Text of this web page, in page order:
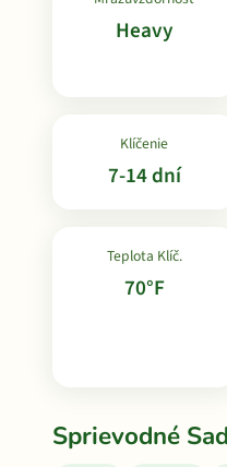
Heavy
Klíčenie
7-14 dní
Teplota Klíč.
70°F
Sprievodné